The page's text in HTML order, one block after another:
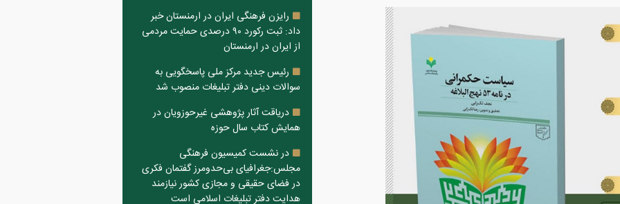
رایزن فرهنگی ایران در ارمنستان خبر
داد: ثبت رکورد ۹۰ درصدی حمایت مردمی
از ایران در ارمنستان
رئیس جدید مرکز ملی پاسخگویی به
سوالات دینی دفتر تبلیغات منصوب شد
دریاقت آثار پژوهشی غیرحوزویان در
همایش کتاب سال حوزه
در نشست کمیسیون فرهنگی
مجلس:جغرافیای بی‌حدومرز گفتمان فکری
در فضای حقیقی و مجازی کشور نیازمند
هدایت دفتر تبلیغات اسلامی است